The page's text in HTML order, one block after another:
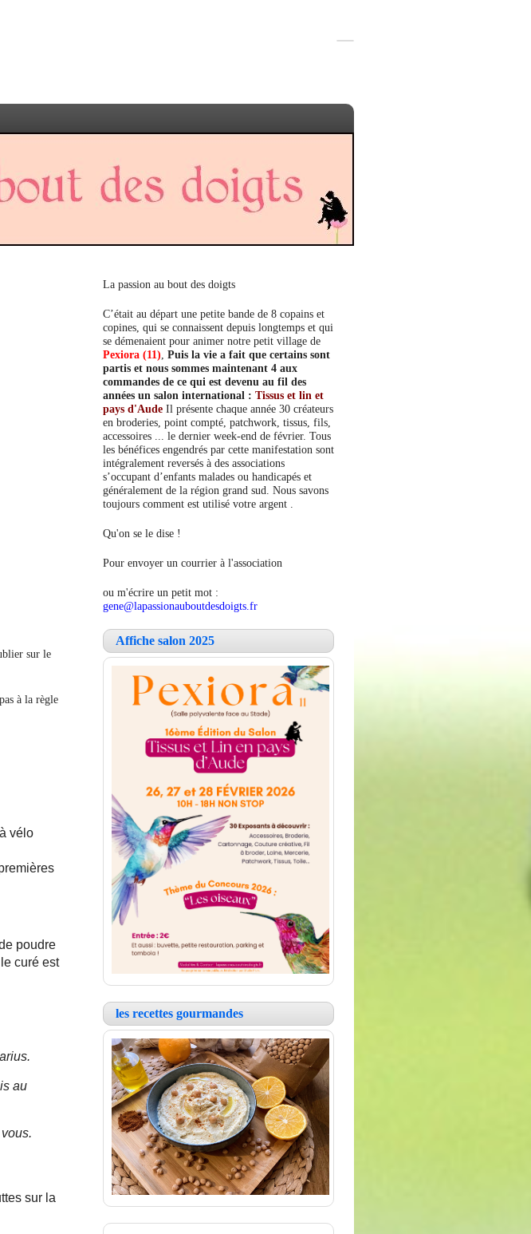
sur le
à la règle
vélo
poudre
curé est
au
sur la
La passion au bout des doigts
C’était au départ une petite bande de 8 copains et
copines, qui se connaissent depuis longtemps et qui
se démenaient pour animer notre petit village de
Pexiora (11) Puis la vie a fait que certains sont
partis et nous sommes maintenant 4 aux
commandes de ce qui est devenu au fil des
années un salon international : Tissus et lin et
pays d'Aude Il présente chaque année 30 créateurs
en broderies, point compté, patchwork, tissus, fils,
accessoires ... le dernier week-end de février. Tous
les bénéfices engendrés par cette manifestation sont
intégralement reversés à des associations
s’occupant d’enfants malades ou handicapés et
généralement de la région grand sud. Nous savons
toujours comment est utilisé votre argent .
Qu'on se le dise !
Pour envoyer un courrier à l'association
ou m'écrire un petit mot :
gene@lapassionauboutdesdoigts.fr
Affiche salon 2025
les recettes gourmandes